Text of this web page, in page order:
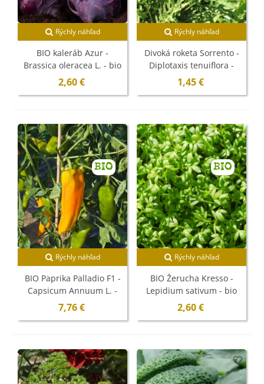
Rýchly náhľad
BIO kaleráb Azur -
Brassica oleracea L. - bio
semená - 50 ks
2,60 €
Rýchly náhľad
Divoká roketa Sorrento -
Diplotaxis tenuiflora -
semená - 300 ks
1,45 €
BIO
Rýchly náhľad
BIO Paprika Palladio F1 -
Capsicum Annuum L. -
bio semená - 5 ks
7,76 €
BIO
Rýchly náhľad
BIO Žerucha Kresso -
Lepidium sativum - bio
semená - 150 ks
2,60 €